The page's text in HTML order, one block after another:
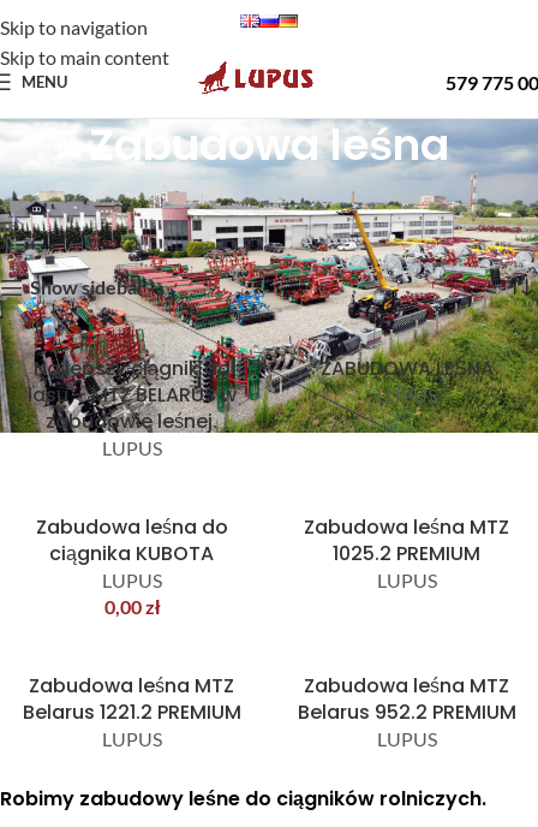
Skip to navigation
Skip to main content
MENU 579 775
Zabudowa leśna
Strona główna Oferta
Wyświetlanie wszystkich wyników: 6
Show sidebar
Najlepszy ciągnik do
lasu – MTZ BELARUS w
zabudowie leśnej.
LUPUS
ZABUDOWA LEŚNA
LUPUS
Zabudowa leśna do
ciągnika KUBOTA
LUPUS
0,00zł
Zabudowa leśna MTZ
1025.2 PREMIUM
LUPUS
Zabudowa leśna MTZ
Belarus 1221.2 PREMIUM
LUPUS
Zabudowa leśna MTZ
Belarus 952.2 PREMIUM
LUPUS
Robimy zabudowy leśne do ciągników rolniczych.